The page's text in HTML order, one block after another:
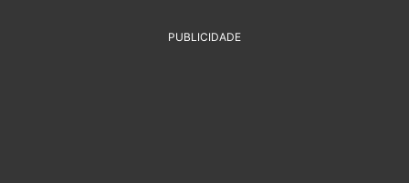
PUBLICIDADE